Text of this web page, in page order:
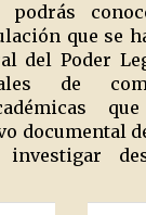
podrás
que se
del Poder
de
documental